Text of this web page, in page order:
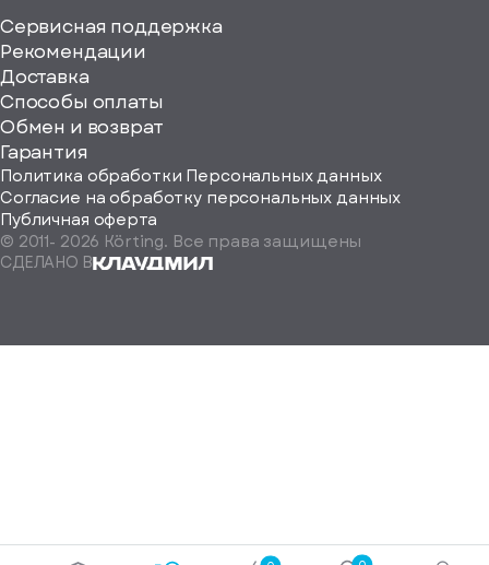
Сервисная поддержка
Рекомендации
Доставка
Способы оплаты
Обмен и возврат
Гарантия
Политика обработки Персональных данных
Согласие на обработку персональных данных
Публичная оферта
© 2011- 2026 Körting. Все права защищены
СДЕЛАНО В
Определить
на-